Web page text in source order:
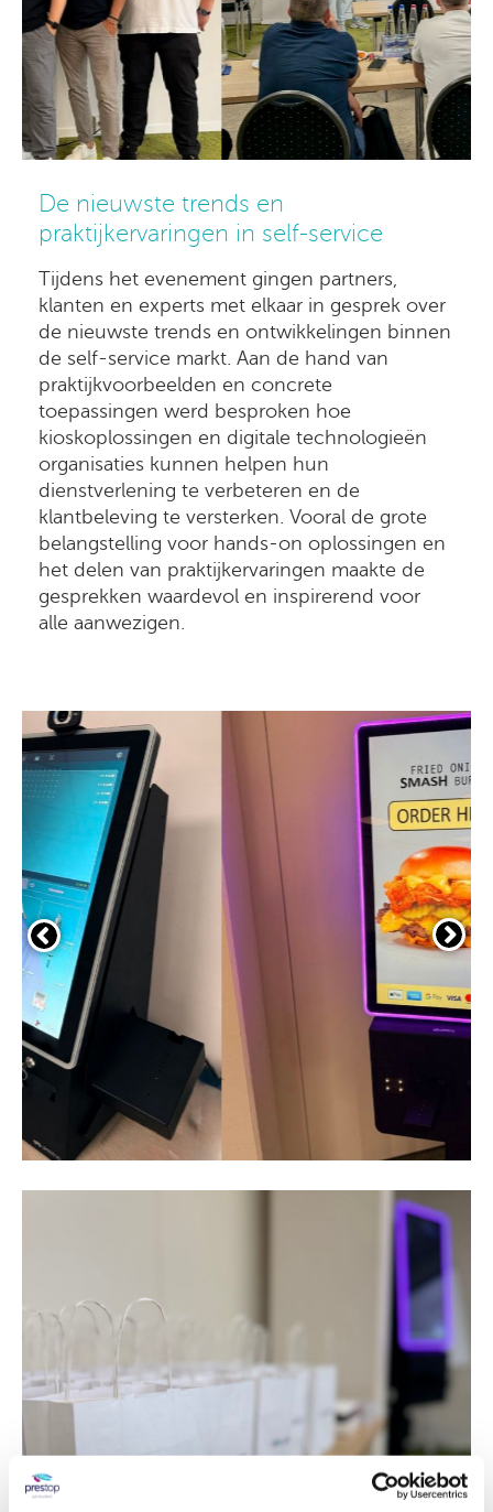
De nieuwste trends en
praktijkervaringen in self-service
Tijdens het evenement gingen partners,
klanten en experts met elkaar in gesprek over
de nieuwste trends en ontwikkelingen binnen
de self-service markt. Aan de hand van
praktijkvoorbeelden en concrete
toepassingen werd besproken hoe
kioskoplossingen en digitale technologieën
organisaties kunnen helpen hun
dienstverlening te verbeteren en de
klantbeleving te versterken. Vooral de grote
belangstelling voor hands-on oplossingen en
het delen van praktijkervaringen maakte de
gesprekken waardevol en inspirerend voor
alle aanwezigen.